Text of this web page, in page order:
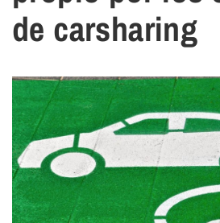
de carsharing